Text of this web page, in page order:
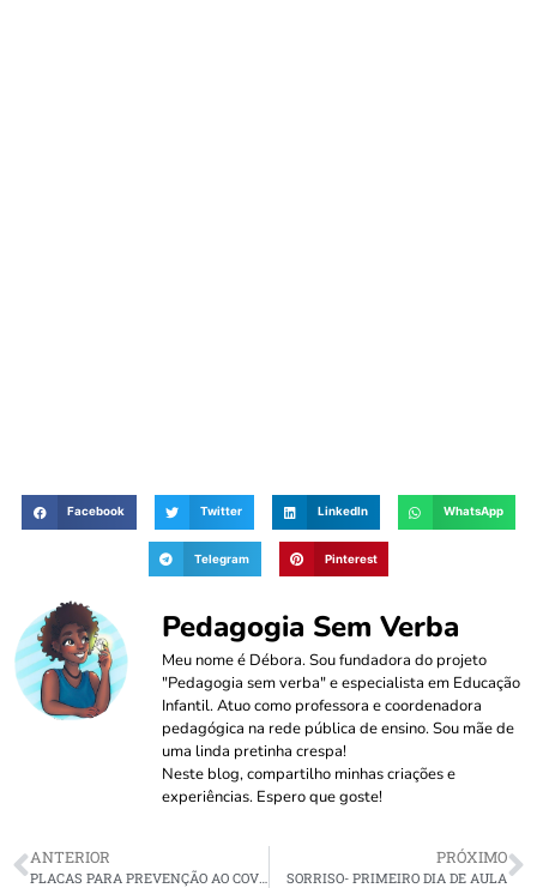
Facebook Twitter LinkedIn WhatsApp
Telegram Pinterest
Pedagogia Sem Verba
Meu nome é Débora. Sou fundadora do projeto
"Pedagogia sem verba" e especialista em Educação
Infantil. Atuo como professora e coordenadora
pedagógica na rede pública de ensino. Sou mãe de
uma linda pretinha crespa!
Neste blog, compartilho minhas criações e
experiências. Espero que goste!
ANTERIOR PRÓXIMO
SORRISO- PRIMEIRO DIA DE AULA